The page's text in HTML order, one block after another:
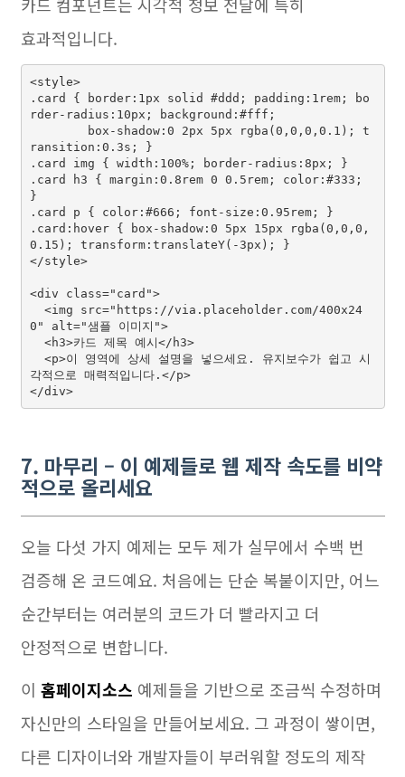
효과적입니다.
<style>
.card { border:1px solid #ddd; padding:1rem; bo
rder-radius:10px; background:#fff;
ransition:0.3s; }
.card img { width:100%; border-radius:8px; }
.card h3 { margin:0.8rem 0 0.5rem; color:#333;
}
.card p { color:#666; font-size:0.95rem; }
.card:hover { box-shadow:0 5px 15px rgba(0,0,0,
0.15); transform:translateY(-3px); }
</style>
<div class="card">
0" alt="샘플 이미지">
각적으로 매력적입니다.</p>
7. 마무리 – 이 예제들로 웹 제작 속도를 비약
적으로 올리세요
오늘 다섯 가지 예제는 모두 제가 실무에서 수백 번
검증해 온 코드예요. 처음에는 단순 복붙이지만, 어느
순간부터는 여러분의 코드가 더 빨라지고 더
안정적으로 변합니다.
이 홈페이지소스 예제들을 기반으로 조금씩 수정하며
자신만의 스타일을 만들어보세요. 그 과정이 쌓이면,
다른 디자이너와 개발자들이 부러워할 정도의 제작